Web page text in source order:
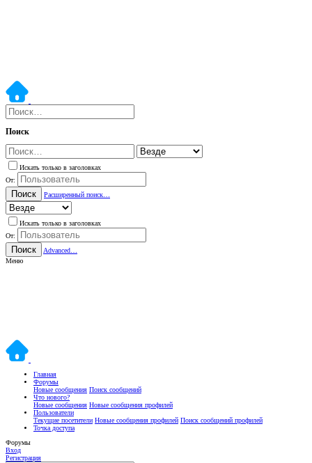
Поиск
Искать только в заголовках
От:
Поиск Расширенный поиск…
Искать только в заголовках
От:
Поиск
Advanced…
Меню
Главная
Форумы
Новые сообщения Поиск сообщений
Что нового?
Новые сообщения Новые сообщения профилей
Пользователи
Текущие посетители Новые сообщения профилей Поиск сообщений профилей
Точка доступа
Форумы
Вход
Регистрация